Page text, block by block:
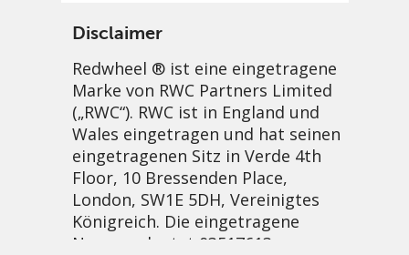
Disclaimer
Redwheel ® ist eine eingetragene
Marke von RWC Partners Limited
(„RWC“). RWC ist in England und
Wales eingetragen und hat seinen
eingetragenen Sitz in Verde 4th
Floor, 10 Bressenden Place,
London, SW1E 5DH, Vereinigtes
Königreich. Die eingetragene
Nummer lautet 03517613.